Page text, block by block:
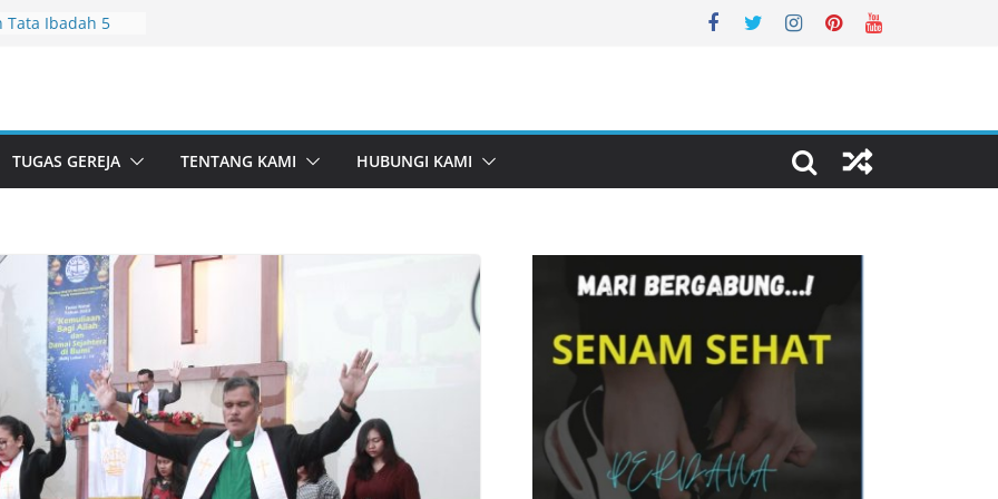
Tata Ibadah 5
Tata Ibadah 26
TUGAS GEREJA TENTANG KAMI HUBUNGI KAMI